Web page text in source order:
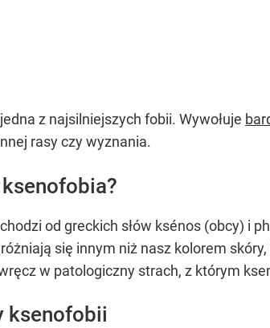
z najsilniejszych fobii. Wywołuje
rasy czy wyznania.
od greckich słów ksénos (obcy) i
się innym niż nasz kolorem
w patologiczny strach, z którym
ksenofobii